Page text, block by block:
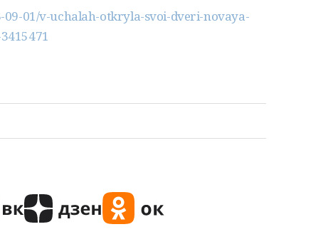
01/v-uchalah-otkryla-svoi-dveri-novaya-